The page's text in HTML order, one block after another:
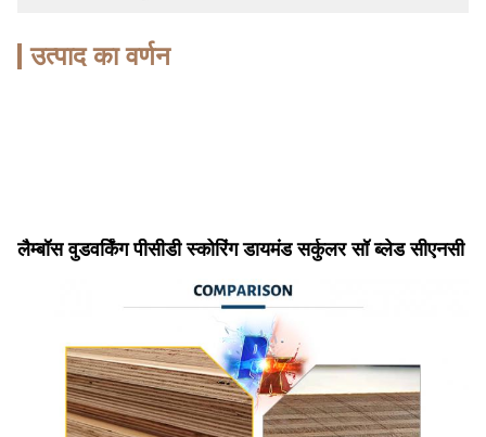
उत्पाद का वर्णन
लैम्बॉस वुडवर्किंग पीसीडी स्कोरिंग डायमंड सर्कुलर सॉ ब्लेड सीएनसी